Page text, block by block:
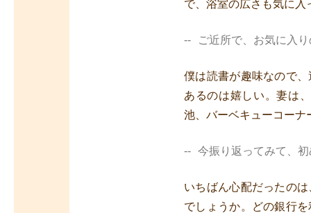
で、浴室の広さも気に入
ご近所で、お気に入
僕は読書が趣味なので
あるのは嬉しい。妻は
池、バーベキューコーナ
今振り返ってみて、
いちばん心配だったの
でしょうか。どの銀行